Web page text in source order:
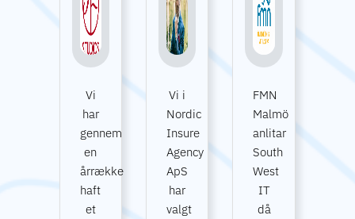
Vi
har
gennem
en
årrække
haft
et
Vi i
Nordic
Insure
Agency
ApS
har
valgt
FMN
Malmö
anlitar
South
West
IT
då